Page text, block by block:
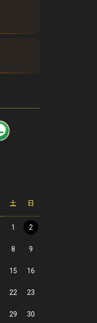
土 日
1 2
8 9
15 16
22 23
29 30